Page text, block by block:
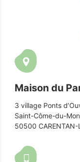
Maison du
3 village Ponts
Saint-Côme-du-
50500 CARENTAN-